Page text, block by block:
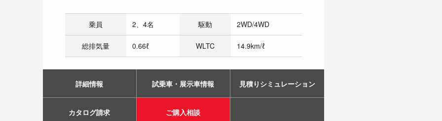
乗員 2、4名 駆動 2WD/4WD
総排気量 0.66ℓ WLTC 14.9km/ℓ
詳細情報 試乗車・展示車情報 見積りシミュレーション
カタログ請求 ご購入相談